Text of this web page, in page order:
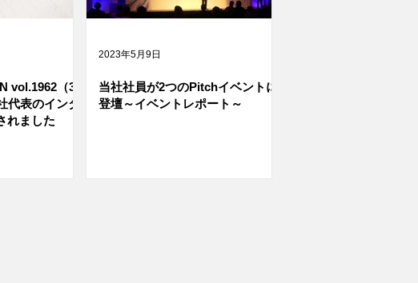
vol.1962（3
代表のインタ
れました
当社社員が2つのPitchイベントに
登壇～イベントレポート～
2023年5月9日